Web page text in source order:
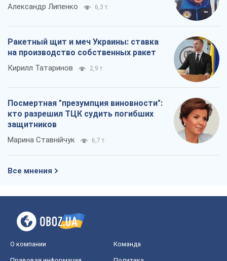
Александр Липенко 6,3 т.
Ракетный щит и меч Украины: ставка
на производство собственных ракет
Кирилл Татаринов 2,9 т.
Посмертная "презумпция виновности":
кто разрешил ТЦК судить погибших
защитников
Марина Ставнійчук 6,7 т.
Все мнения
О компании Команда